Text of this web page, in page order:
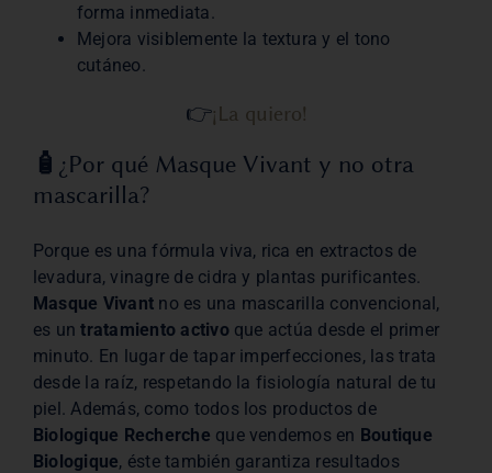
forma inmediata.
Mejora visiblemente la textura y el tono
cutáneo.
👉¡La quiero!
🧴 ¿Por qué Masque Vivant y no otra
mascarilla?
Porque es una fórmula viva, rica en extractos de
levadura, vinagre de cidra y plantas purificantes.
Masque Vivant no es una mascarilla convencional,
es untratamiento activoque actúa desde el primer
minuto. En lugar de tapar imperfecciones, las trata
desde la raíz, respetando la fisiología natural de tu
piel. Además, como todos los productos de
Biologique Recherche que vendemos en Boutique
Biologique, éste también garantiza resultados